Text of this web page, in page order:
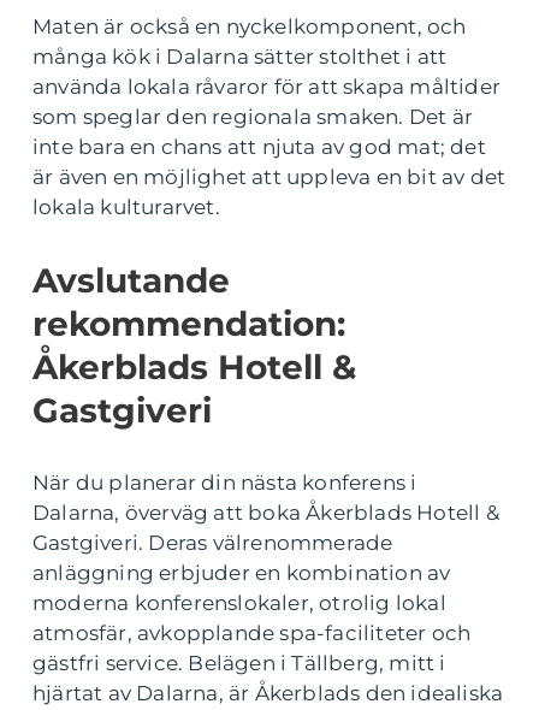
Maten är också en nyckelkomponent, och
många kök i Dalarna sätter stolthet i att
använda lokala råvaror för att skapa måltider
som speglar den regionala smaken. Det är
inte bara en chans att njuta av god mat; det
är även en möjlighet att uppleva en bit av det
lokala kulturarvet.
Avslutande
rekommendation:
Åkerblads Hotell &
Gastgiveri
När du planerar din nästa konferens i
Dalarna, överväg att boka Åkerblads Hotell &
Gastgiveri. Deras välrenommerade
anläggning erbjuder en kombination av
moderna konferenslokaler, otrolig lokal
atmosfär, avkopplande spa-faciliteter och
gästfri service. Belägen i Tällberg, mitt i
hjärtat av Dalarna, är Åkerblads den idealiska